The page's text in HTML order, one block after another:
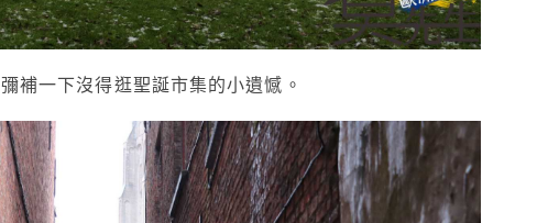
彌補一下沒得逛聖誕市集的小遺憾。